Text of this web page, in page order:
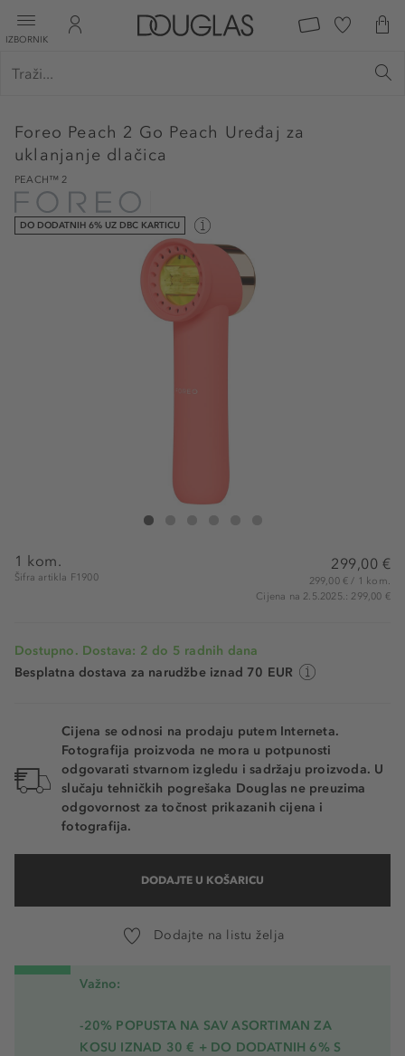
IZBORNIK
Foreo Peach 2 Go Peach Uređaj za
uklanjanje dlačica
PEACH™ 2
DO DODATNIH 6% UZ DBC KARTICU
Foreo Peach 2 Go Peach
1 kom.
Šifra artikla F1900
299,00 €
299,00 € / 1 kom.
Cijena na 2.5.2025.: 299,00 €
Dostupno. Dostava: 2 do 5 radnih dana
Besplatna dostava za narudžbe iznad 70 EUR
Cijena se odnosi na prodaju putem Interneta.
Fotografija proizvoda ne mora u potpunosti
odgovarati stvarnom izgledu i sadržaju proizvoda. U
slučaju tehničkih pogrešaka Douglas ne preuzima
odgovornost za točnost prikazanih cijena i
fotografija.
DODAJTE U KOŠARICU
Dodajte na listu želja
Važno:
-20% POPUSTA NA SAV ASORTIMAN ZA
KOSU IZNAD 30 € + DO DODATNIH 6% S